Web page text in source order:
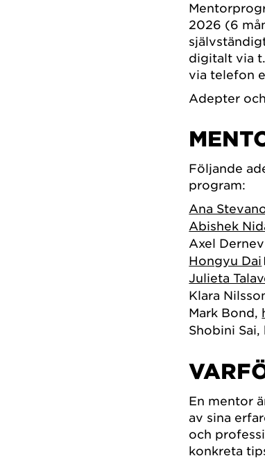
2026 (6
digitalt via
via telefon
Adepter
Följande
program:
Ana
Abishek
Axel
Hongyu Dai
Julieta
Klara
Mark Bond,
Shobini Sai,
En mentor
av sina
och
konkreta